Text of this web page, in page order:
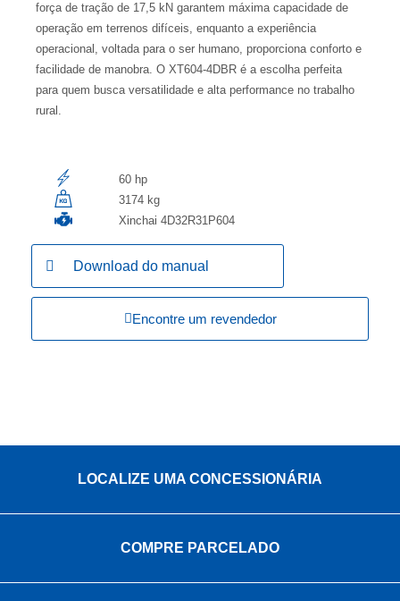
força de tração de 17,5 kN garantem máxima capacidade de
operação em terrenos difíceis, enquanto a experiência
operacional, voltada para o ser humano, proporciona conforto e
facilidade de manobra. O XT604-4DBR é a escolha perfeita
para quem busca versatilidade e alta performance no trabalho
rural.
60 hp
3174 kg
Xinchai 4D32R31P604
Download do manual
Encontre um revendedor
LOCALIZE UMA CONCESSIONÁRIA
COMPRE PARCELADO